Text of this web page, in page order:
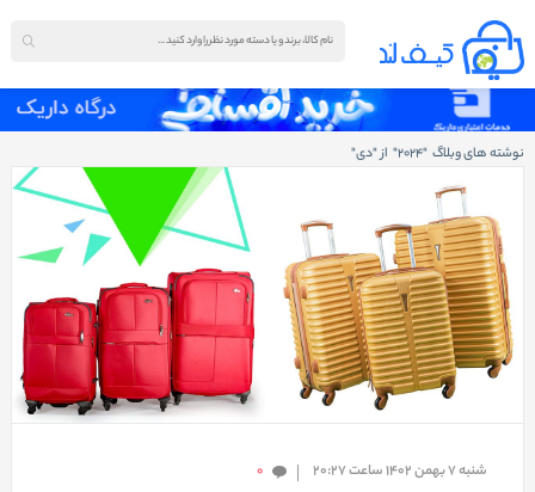
نوشته های وبلاگ "2024" از "دی"
شنبه 7 بهمن 1402 ساعت 20:27 0